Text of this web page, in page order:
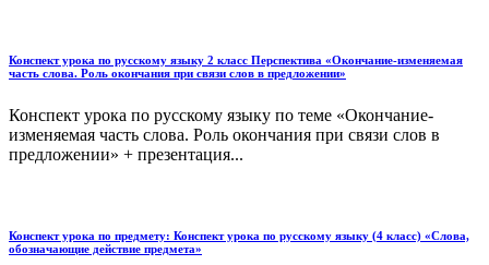
Конспект урока по русскому языку 2 класс Перспектива «Окончание-изменяемая
часть слова. Роль окончания при связи слов в предложении»
Конспект урока по русскому языку по теме «Окончание-
изменяемая часть слова. Роль окончания при связи слов в
предложении» + презентация...
Конспект урока по предмету: Конспект урока по русскому языку (4 класс) «Слова,
обозначающие действие предмета»